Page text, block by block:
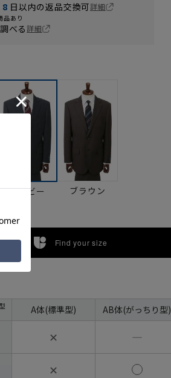
8 日以内の返品交換可詳細
品あり
べる詳細
ネイビー ブラウン
Find your size
A体(標準型) AB体(がっちり型)
✕ ―
✕